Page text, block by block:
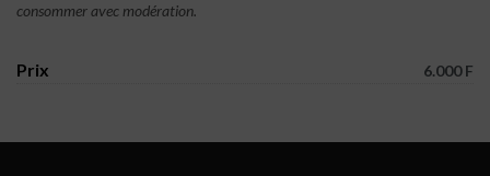
consommer avec modération.
Prix 6.000 F